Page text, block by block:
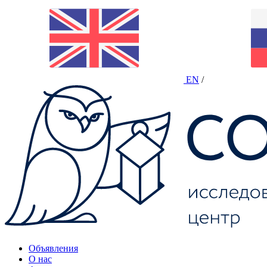
EN /
Объявления
О нас